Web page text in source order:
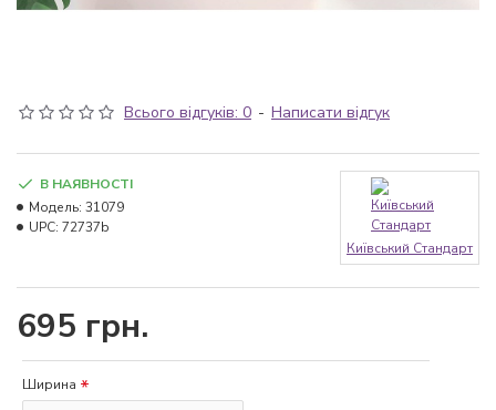
Всього відгуків: 0 - Написати відгук
695 грн.
В НАЯВНОСТІ
Модель: 31079
UPC: 72737b
Київський Стандарт
Ширина